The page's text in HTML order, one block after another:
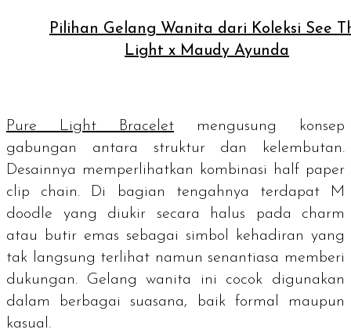
Pilihan Gelang Wanita dari Koleksi See
Light x Maudy Ayunda
Pure Light Bracelet mengusung konsep
gabungan antara struktur dan kelembutan.
Desainnya memperlihatkan kombinasi
half paper
clip chain. Di bagian tengahnya terdapat M
doodle yang diukir secara halus pada charm
atau butir emas sebagai simbol kehadiran yang
tak langsung terlihat namun senantiasa memberi
dukungan. Gelang wanita ini cocok digunakan
dalam berbagai suasana, baik formal maupun
kasual.